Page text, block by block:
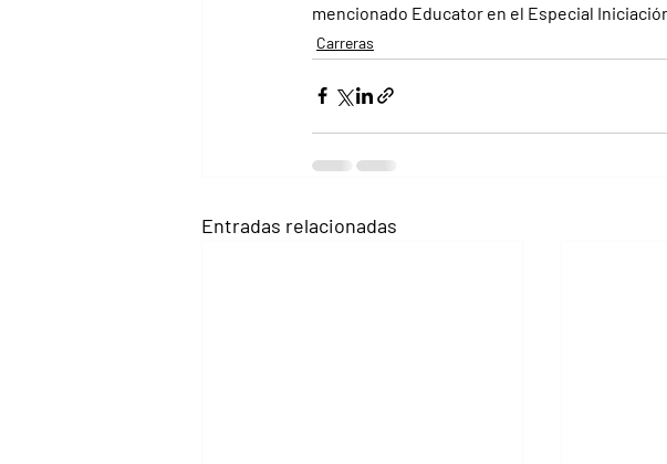
mencionado Educator en el Especial
Carreras
Entradas relacionadas